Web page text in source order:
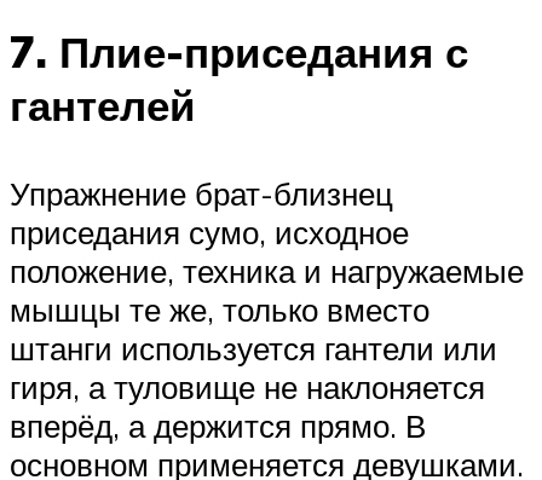
7. Плие-приседания с
гантелей
Упражнение брат-близнец
приседания сумо, исходное
положение, техника и нагружаемые
мышцы те же, только вместо
штанги используется гантели или
гиря, а туловище не наклоняется
вперёд, а держится прямо. В
основном применяется девушками.